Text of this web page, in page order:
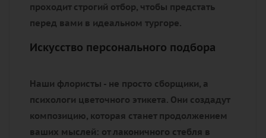
проходит строгий отбор, чтобы предстать
перед вами в идеальном тургоре.
Искусство персонального подбора
Наши флористы - не просто сборщики, а
психологи цветочного этикета. Они создадут
композицию, которая станет продолжением
ваших мыслей: от лаконичного стебля в